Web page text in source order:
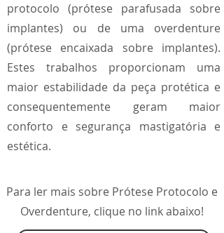
protocolo (prótese parafusada sobre
implantes) ou de uma overdenture
(prótese encaixada sobre implantes).
Estes trabalhos proporcionam uma
maior estabilidade da peça protética e
consequentemente geram maior
conforto e segurança mastigatória e
estética.
Para ler mais sobre Prótese Protocolo e
Overdenture, clique no link abaixo!